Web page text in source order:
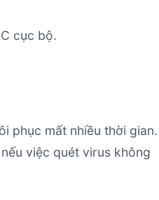
cục bộ.
phục mất nhiều thời gian.
việc quét virus không